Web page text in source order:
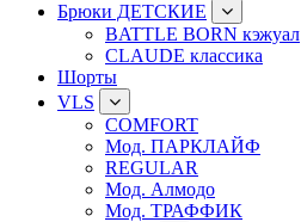
Брюки ДЕТСКИЕ
BATTLE BORN кэжуал
CLAUDE классика
Шорты
VLS
COMFORT
Мод. ПАРКЛАЙФ
REGULAR
Мод. Алмодо
Мод. ТРАФФИК